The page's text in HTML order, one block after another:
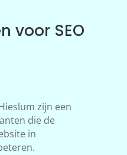
voor SEO
zijn een
die de
in